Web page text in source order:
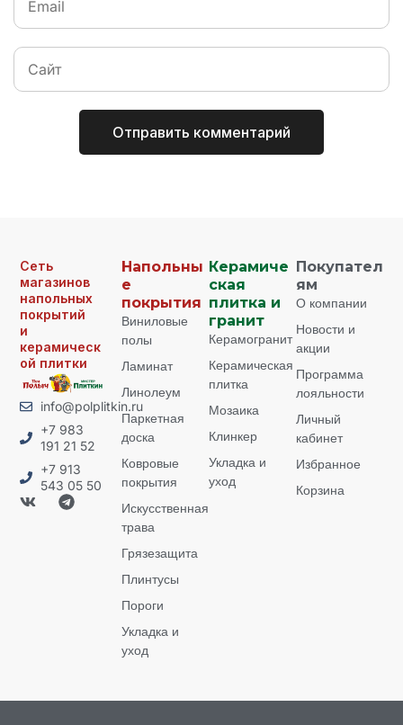
Сеть
магазинов
напольных
покрытий
и
керамическ
ой плитки
info@polplitkin.ru
+7 983
191 21 52
+7 913
543 05 50
Напольны
е
покрытия
Виниловые
полы
Ламинат
Линолеум
Паркетная
доска
Ковровые
покрытия
Искусственная
трава
Грязезащита
Плинтусы
Пороги
Укладка и
уход
Керамиче
ская
плитка и
гранит
Керамогранит
Керамическая
плитка
Мозаика
Клинкер
Укладка и
уход
Покупател
ям
О компании
Новости и
акции
Программа
лояльности
Личный
кабинет
Избранное
Корзина